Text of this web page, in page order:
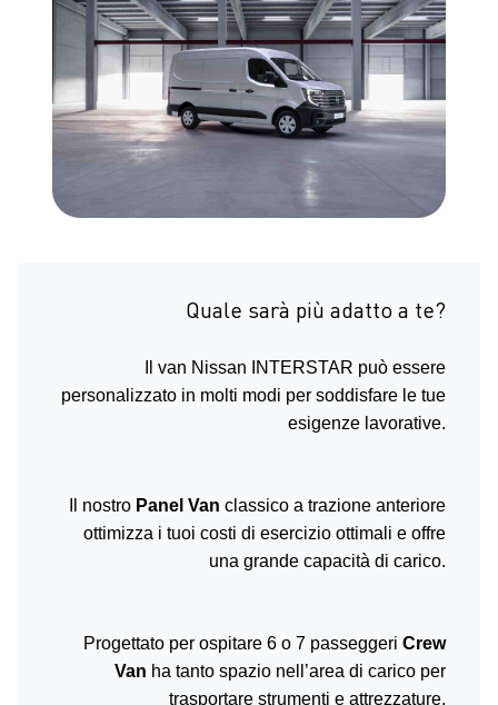
Quale sarà più adatto a te?
Il van Nissan INTERSTAR può essere
personalizzato in molti modi per soddisfare le tue
esigenze lavorative.
Il nostro Panel Van classico a trazione anteriore
ottimizza i tuoi costi di esercizio ottimali e offre
una grande capacità di carico.
Progettato per ospitare 6 o 7 passeggeri Crew
Van ha tanto spazio nell’area di carico per
trasportare strumenti e attrezzature.